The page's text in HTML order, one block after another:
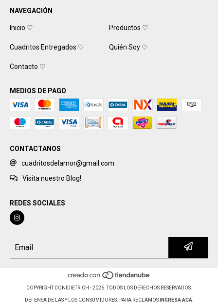
NAVEGACIÓN
Inicio ♡ Productos ♡
Cuadritos Entregados ♡ Quién Soy ♡
Contacto ♡
MEDIOS DE PAGO
CONTACTANOS
cuadritosdelamor@gmail.com
Visita nuestro Blog!
REDES SOCIALES
COPYRIGHT CONIDIETRICH - 2026. TODOS LOS DERECHOS RESERVADOS.
DEFENSA DE LAS Y LOS CONSUMIDORES. PARA RECLAMOS INGRESÁ ACÁ.